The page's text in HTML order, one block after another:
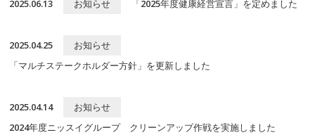
2025.06.13 お知らせ 「2025年度健康経営宣言」を定めました
2025.04.25
お知らせ
「マルチステークホルダー方針」を更新しました
2025.04.14
お知らせ
2024年度ニッスイグループ クリーンアップ作戦を実施しました